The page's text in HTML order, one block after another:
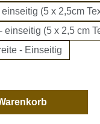
(5 x 2,5cm
(5 x 2,5 cm
- Einseitig